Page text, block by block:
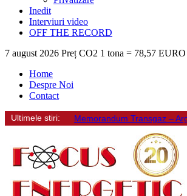
Inedit
Interviuri video
OFF THE RECORD
7 august 2026 Preț CO2 1 tona = 78,57
Home
Despre Noi
Contact
Ultimele stiri: Memorandum Transgaz –